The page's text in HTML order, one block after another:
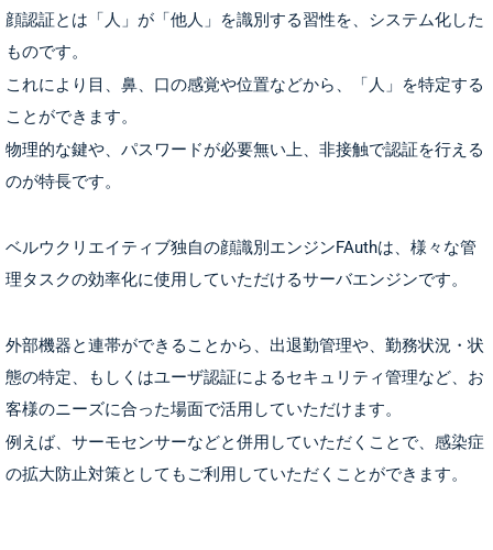
顔認証とは「人」が「他人」を識別する習性を、システム化した
ものです。
これにより目、鼻、口の感覚や位置などから、「人」を特定する
ことができます。
物理的な鍵や、パスワードが必要無い上、非接触で認証を行える
のが特長です。
ベルウクリエイティブ独自の顔識別エンジンFAuthは、様々な管
理タスクの効率化に使用していただけるサーバエンジンです。
外部機器と連帯ができることから、出退勤管理や、勤務状況・状
態の特定、もしくはユーザ認証によるセキュリティ管理など、お
客様のニーズに合った場面で活用していただけます。
例えば、サーモセンサーなどと併用していただくことで、感染症
の拡大防止対策としてもご利用していただくことができます。